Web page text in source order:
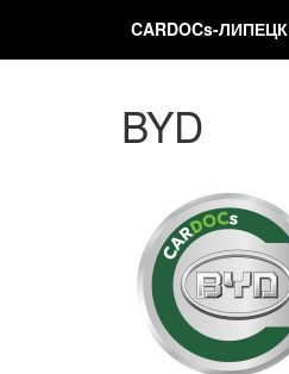
CARDOCs-ЛИПЕЦК
BYD